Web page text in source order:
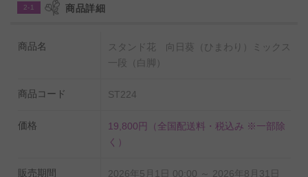
ご注意
配送可能エリア限定のサービスとなります。必ず
また、配送可能エリアに該当していたとしても地域の生
花店の営業状況により、配送を承れない場合がございま
2-1 商品詳細
商品名
スタンド花 向日葵（ひまわり）ミックス
一段（白脚）
商品コード ST224
価格 19,800円
（全国配送料・税込み ※一部除
く）
販売期間
2026年5月1日 00:00 ～ 2026年8月31日